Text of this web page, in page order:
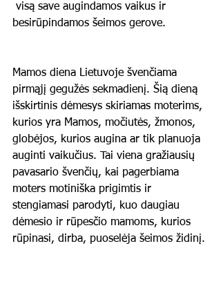
visą save augindamos vaikus ir
besirūpindamos šeimos gerove.
Mamos diena Lietuvoje švenčiama
pirmąjį gegužės sekmadienį. Šią dieną
išskirtinis dėmesys skiriamas moterims,
kurios yra Mamos, močiutės, žmonos,
globėjos, kurios augina ar tik planuoja
auginti vaikučius. Tai viena gražiausių
pavasario švenčių, kai pagerbiama
moters motiniška prigimtis ir
stengiamasi parodyti, kuo daugiau
dėmesio ir rūpesčio mamoms, kurios
rūpinasi, dirba, puoselėja šeimos židinį.